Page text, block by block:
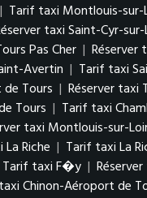
| Tarif taxi Montlouis-
taxi Saint-Cyr-
Pas Cher | Réserver
Avertin | Tarif taxi
Tours | Réserver taxi
Tours | Tarif taxi
taxi Montlouis-sur-
La Riche | Tarif taxi La
Tarif taxi F�y |
Chinon-Aéroport de